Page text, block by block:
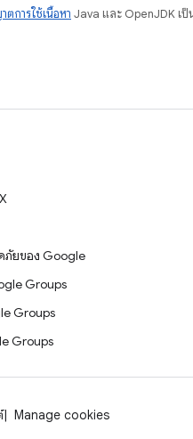
ตการใช้เนื้อหา Java และ OpenJDK เป็
ภัยของ Google
Groups
Groups
Groups
Manage cookies